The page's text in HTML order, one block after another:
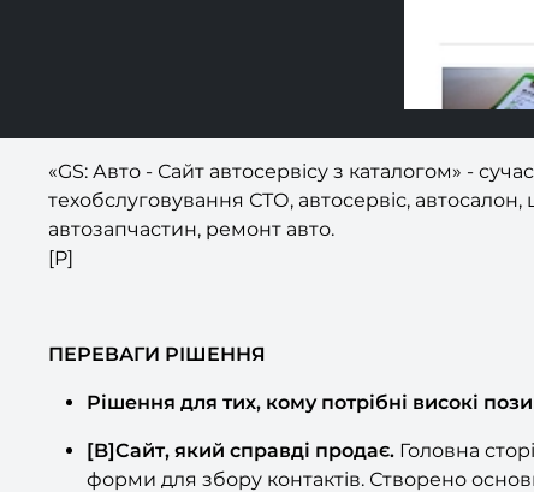
«GS: Авто - Сайт автосервісу з каталогом» -
техобслуговування СТО, автосервіс,
автозапчастин, ремонт авто.
[P]
ПЕРЕВАГИ РІШЕННЯ
Рішення для тих, кому потрібні високі
[B]Сайт, який справді продає. Головна
форми для збору контактів. Створено